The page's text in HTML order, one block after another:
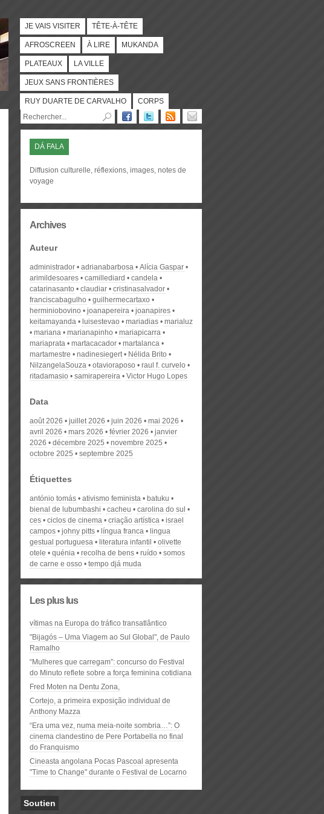
JE VAIS VISITER TÊTE-À-TÊTE
AFROSCREEN À LIRE MUKANDA
PLATEAUX LA VILLE
JEUX SANS FRONTIÈRES
RUY DUARTE DE CARVALHO CORPS
DÁ FALA
Diffusion culturelle, réflexions, images, notes de
voyage
Archives
Auteur
administrador adrianabarbosa
Alícia Gaspar
arimildesoares
camillediard
candela
catarinasanto
claudiar
cristinasalvador
franciscabagulho
guilhermecartaxo
herminiobovino
joanapereira
joanapires
keitamayanda
luisestevao mariadias
marialuz
mariana
marianapinho
mariapicarra
mariaprata
martacacador
martalanca
martamestre
nadinesiegert
Nélida Brito
NilzangelaSouza
otavioraposo
raul f. curvelo
ritadamasio
samirapereira Victor Hugo Lopes
Data
août 2026 juillet 2026 juin 2026
mai 2026
avril 2026
mars 2026 février 2026
janvier
2026
décembre 2025
novembre 2025
octobre 2025
septembre 2025
Étiquettes
antónio tomás ativismo feminista
batuku
bienal de lubumbashi
cacheu
carolina do sul
ces
ciclos de cinema criação artística
israel
campos
johny pitts língua franca
lingua
gestual portuguesa
literatura infantil
olivette
otele
quénia recolha de bens ruído
somos
de carne e osso
tempo djá muda
Les plus lus
vítimas na Europa do tráfico transatlântico
"Bijagós – Uma Viagem ao Sul Global", de Paulo
Ramalho
“Mulheres que carregam”: concurso do Festival
do Minuto reflete sobre a força feminina cotidiana
Fred Moten na Dentu Zona,
Cortejo, a primeira exposição individual de
Anthony Mazza
“Era uma vez, numa meia-noite sombria…”: O
cinema clandestino de Pere Portabella no final
do Franquismo
Cineasta angolana Pocas Pascoal apresenta
"Time to Change" durante o Festival de Locarno
Soutien